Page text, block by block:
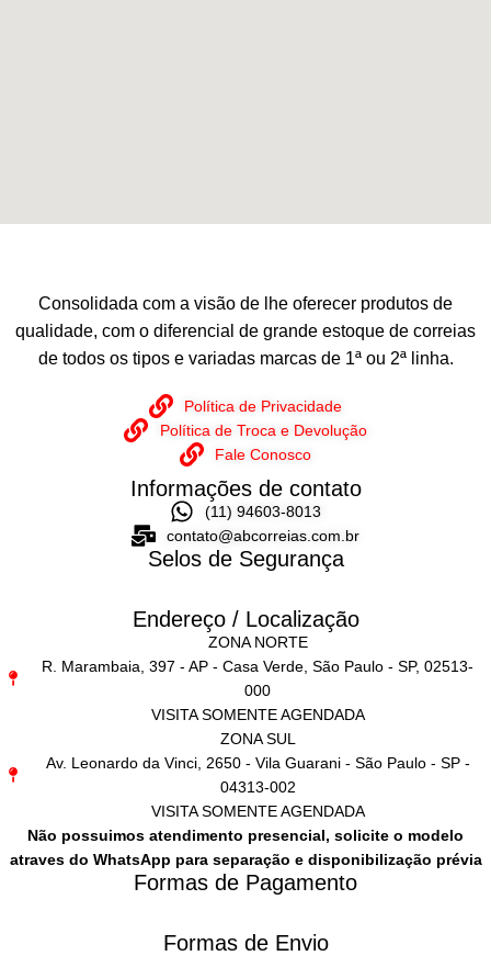
Consolidada com a visão de lhe oferecer produtos de
qualidade, com o diferencial de grande estoque de correias
de todos os tipos e variadas marcas de 1ª ou 2ª linha.
Política de Privacidade
Política de Troca e Devolução
Fale Conosco
Informações de contato
(11) 94603-8013
contato@abcorreias.com.br
Selos de Segurança
Endereço / Localização
ZONA NORTE
R. Marambaia, 397 - AP - Casa Verde, São Paulo - SP, 02513-
000
VISITA SOMENTE AGENDADA
ZONA SUL
Av. Leonardo da Vinci, 2650 - Vila Guarani - São Paulo - SP -
04313-002
VISITA SOMENTE AGENDADA
Não possuimos atendimento presencial, solicite o modelo
atraves do WhatsApp para separação e disponibilização prévia
Formas de Pagamento
Formas de Envio